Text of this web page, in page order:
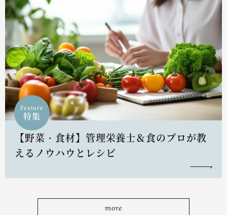
Feature
特集
【野菜・食材】管理栄養士＆食のプロが教
えるノウハウとレシピ
more